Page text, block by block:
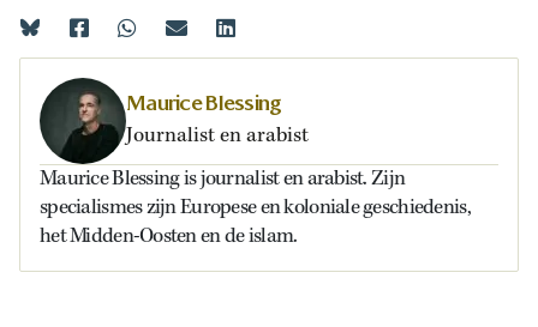
Maurice Blessing
Journalist en arabist
Maurice Blessing is journalist en arabist. Zijn
specialismes zijn Europese en koloniale geschiedenis,
het Midden-Oosten en de islam.